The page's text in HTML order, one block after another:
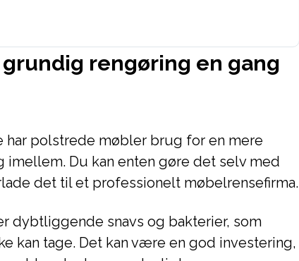
rengøring en gang
polstrede møbler brug for en mere
imellem. Du kan enten gøre det selv med
det til et professionelt møbelrensefirma.
dybtliggende snavs og bakterier, som
kan tage. Det kan være en god investering,